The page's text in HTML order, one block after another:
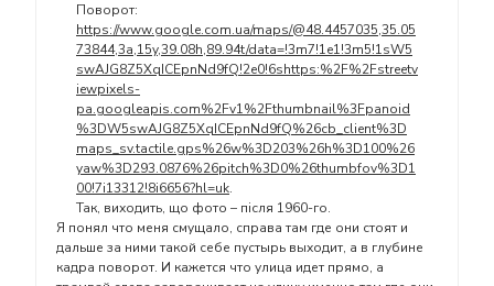
Поворот:
https://www.google.com.ua/maps/@48.4457035,35.05
73844,3a,15y,39.08h,89.94t/data=!3m7!1e1!3m5!1sW5
swAJG8Z5XqICEpnNd9fQ!2e0!6shttps:%2F%2Fstreetv
iewpixels-
pa.googleapis.com%2Fv1%2Fthumbnail%3Fpanoid
%3DW5swAJG8Z5XqICEpnNd9fQ%26cb_client%3D
maps_sv.tactile.gps%26w%3D203%26h%3D100%26
yaw%3D293.0876%26pitch%3D0%26thumbfov%3D1
00!7i13312!8i6656?hl=uk.
Так, виходить, що фото – після 1960-го.
Я понял что меня смущало, справа там где они стоят и
дальше за ними такой себе пустырь выходит, а в глубине
кадра поворот. И кажется что улица идет прямо, а